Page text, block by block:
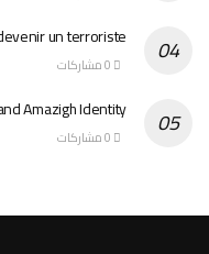
un terroriste..
Amazigh Identity